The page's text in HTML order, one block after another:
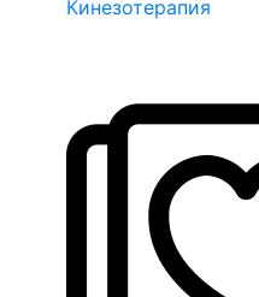
Кинезотерапия